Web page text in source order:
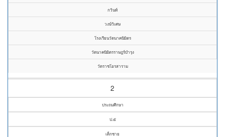
กวินท์
วงษ์วิเศษ
โรงเรียนวัดนาคนิมิตร
วัดนาคนิมิตรราษฎร์บำรุง
วัดราชโอรสาราม
2
ประถมศึกษา
ป.๕
เด็กชาย